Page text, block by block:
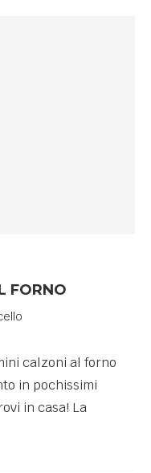
FORNO
calzoni al forno
in pochissimi
in casa! La